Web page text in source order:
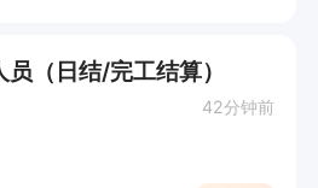
（日结/完工结算）
42分钟前